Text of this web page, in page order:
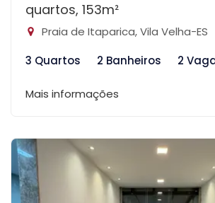
quartos, 153m²
Praia de Itaparica, Vila Velha-ES
3 Quartos
2 Banheiros 2
Mais informações